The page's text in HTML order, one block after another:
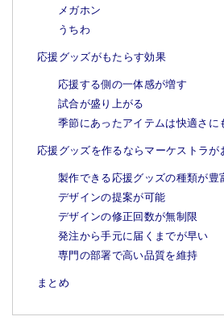
メガホン
うちわ
応援グッズがもたらす効果
応援する側の一体感が増す
試合が盛り上がる
季節にあったアイテムは快適さに
応援グッズを作るならマーケストラが
製作できる応援グッズの種類が豊
デザインの提案が可能
デザインの修正回数が無制限
発注から手元に届くまでが早い
専門の部署で高い品質を維持
まとめ